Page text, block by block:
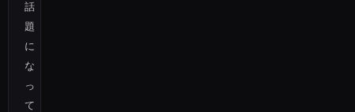
話
題
に
な
っ
て